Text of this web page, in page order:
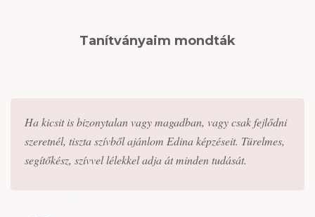
Tanítványaim mondták
Ha kicsit is bizonytalan vagy magadban, vagy csak fejlődni
szeretnél, tiszta szívből ajánlom Edina képzéseit. Türelmes,
segítőkész, szívvel lélekkel adja át minden tudását.